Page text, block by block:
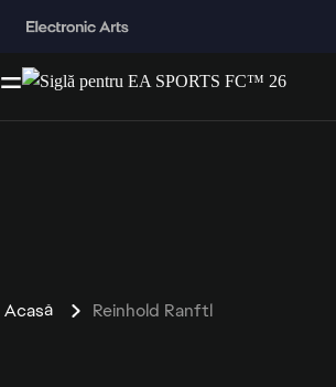
Acasă Reinhold Ranftl